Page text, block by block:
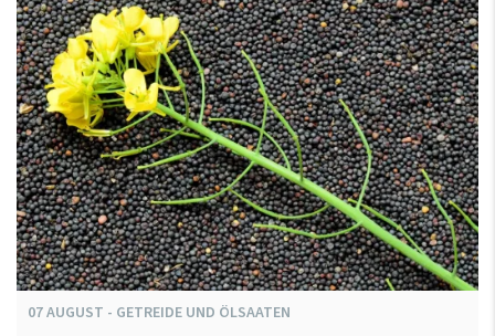
07AUGUST - GETREIDE UND ÖLSAATEN